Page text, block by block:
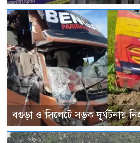
বগুড়া ও সিলেটে সড়ক দুর্ঘটনায়